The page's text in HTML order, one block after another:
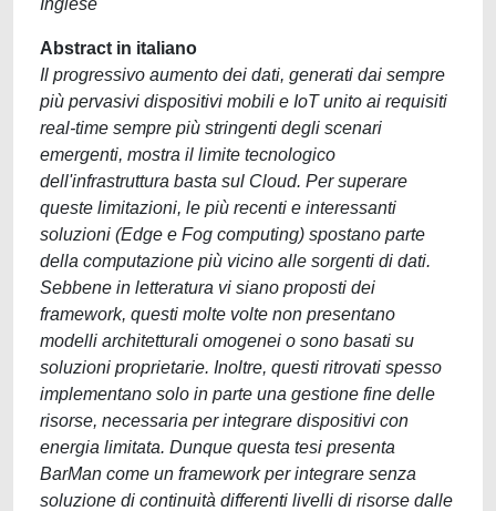
Inglese
Abstract in italiano
Il progressivo aumento dei dati, generati dai sempre
più pervasivi dispositivi mobili e IoT unito ai requisiti
real-time sempre più stringenti degli scenari
emergenti, mostra il limite tecnologico
dell'infrastruttura basta sul Cloud. Per superare
queste limitazioni, le più recenti e interessanti
soluzioni (Edge e Fog computing) spostano parte
della computazione più vicino alle sorgenti di dati.
Sebbene in letteratura vi siano proposti dei
framework, questi molte volte non presentano
modelli architetturali omogenei o sono basati su
soluzioni proprietarie. Inoltre, questi ritrovati spesso
implementano solo in parte una gestione fine delle
risorse, necessaria per integrare dispositivi con
energia limitata. Dunque questa tesi presenta
BarMan come un framework per integrare senza
soluzione di continuità differenti livelli di risorse dalle